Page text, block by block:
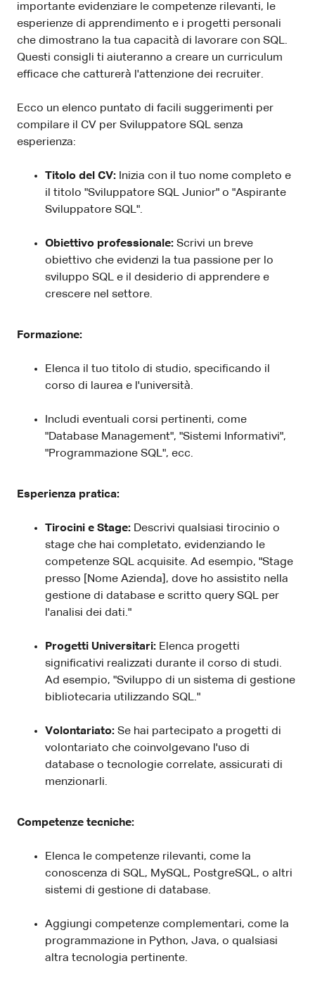
importante evidenziare le competenze rilevanti, le
esperienze di apprendimento e i progetti personali
che dimostrano la tua capacità di lavorare con SQL.
Questi consigli ti aiuteranno a creare un curriculum
efficace che catturerà l'attenzione dei recruiter.
Ecco un elenco puntato di facili suggerimenti per
compilare il CV per Sviluppatore SQL senza
esperienza:
Titolo del CV: Inizia con il tuo nome completo e
il titolo "Sviluppatore SQL Junior" o "Aspirante
Sviluppatore SQL".
Obiettivo professionale: Scrivi un breve
obiettivo che evidenzi la tua passione per lo
sviluppo SQL e il desiderio di apprendere e
crescere nel settore.
Formazione:
Elenca il tuo titolo di studio, specificando il
corso di laurea e l'università.
Includi eventuali corsi pertinenti, come
"Database Management", "Sistemi Informativi",
"Programmazione SQL", ecc.
Esperienza pratica:
Tirocini e Stage: Descrivi qualsiasi tirocinio o
stage che hai completato, evidenziando le
competenze SQL acquisite. Ad esempio, "Stage
presso [Nome Azienda], dove ho assistito nella
gestione di database e scritto query SQL per
l'analisi dei dati."
Progetti Universitari: Elenca progetti
significativi realizzati durante il corso di studi.
Ad esempio, "Sviluppo di un sistema di gestione
bibliotecaria utilizzando SQL."
Volontariato: Se hai partecipato a progetti di
volontariato che coinvolgevano l'uso di
database o tecnologie correlate, assicurati di
menzionarli.
Competenze tecniche:
Elenca le competenze rilevanti, come la
conoscenza di SQL, MySQL, PostgreSQL, o altri
sistemi di gestione di database.
Aggiungi competenze complementari, come la
programmazione in Python, Java, o qualsiasi
altra tecnologia pertinente.